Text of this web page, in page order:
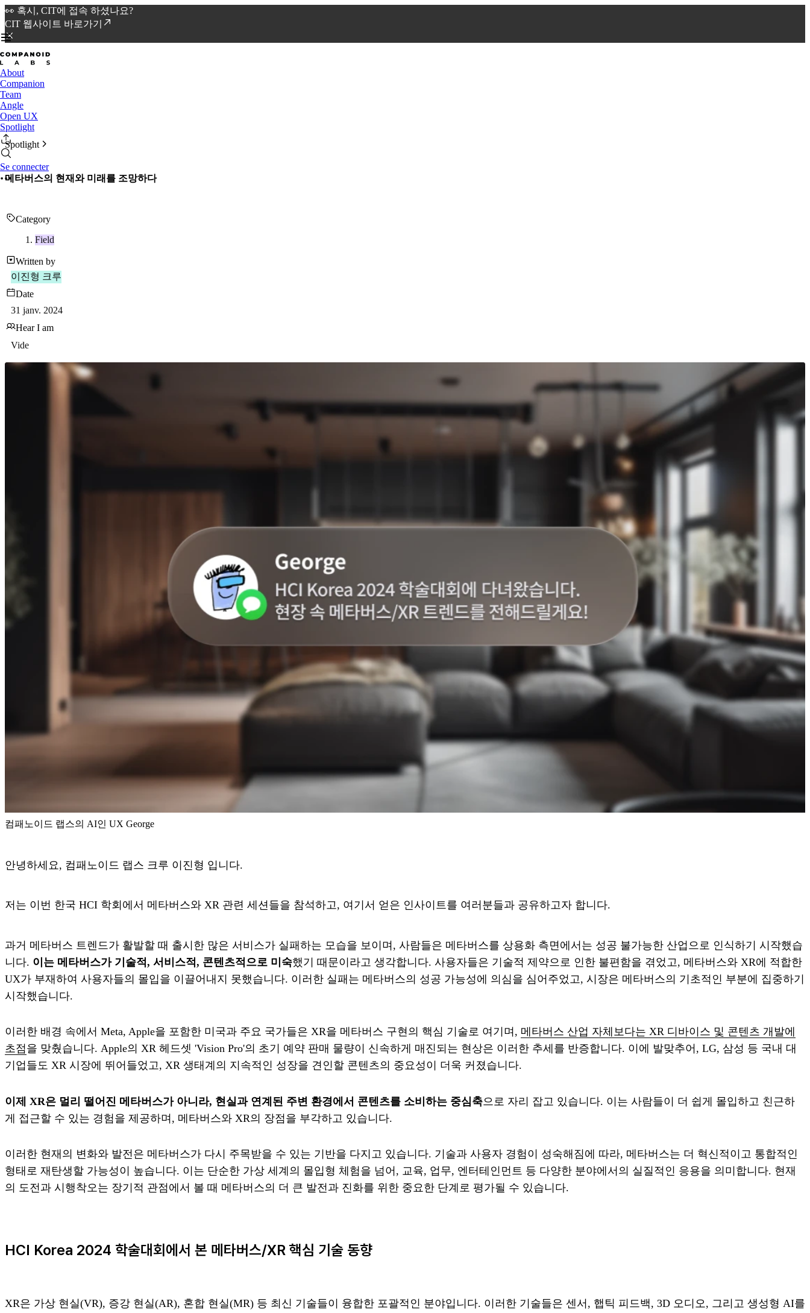
👀 혹시, CIT에 접속 하셨나요?
CIT 웹사이트 바로가기
About
Companion
Team
Angle
Open UX
Spotlight
Se connecter
Spotlight
메타버스의 현재와 미래를 조망하다
Category
Field
Written by
이진형 크루
Date
31 janv. 2024
Hear I am
Vide
컴패노이드 랩스의 AI인 UX George
안녕하세요, 컴패노이드 랩스 크루 이진형 입니다.
저는 이번 한국 HCI 학회에서 메타버스와 XR 관련 세션들을 참석하고, 여기서 얻은 인사이트를 여러분들과 공유하고자 합니다.
과거 메타버스 트렌드가 활발할 때 출시한 많은 서비스가 실패하는 모습을 보이며, 사람들은 메타버스를 상용화 측면에서는 성공 불가능한 산업으로 인식하기 시작했습
니다. 이는 메타버스가 기술적, 서비스적, 콘텐츠적으로 미숙했기 때문이라고 생각합니다. 사용자들은 기술적 제약으로 인한 불편함을 겪었고, 메타버스와 XR에 적합한
UX가 부재하여 사용자들의 몰입을 이끌어내지 못했습니다. 이러한 실패는 메타버스의 성공 가능성에 의심을 심어주었고, 시장은 메타버스의 기초적인 부분에 집중하기
시작했습니다.
이러한 배경 속에서 Meta, Apple을 포함한 미국과 주요 국가들은 XR을 메타버스 구현의 핵심 기술로 여기며, 메타버스 산업 자체보다는 XR 디바이스 및 콘텐츠 개발에
초점을 맞췄습니다. Apple의 XR 헤드셋 'Vision Pro'의 초기 예약 판매 물량이 신속하게 매진되는 현상은 이러한 추세를 반증합니다. 이에 발맞추어, LG, 삼성 등 국내 대
기업들도 XR 시장에 뛰어들었고, XR 생태계의 지속적인 성장을 견인할 콘텐츠의 중요성이 더욱 커졌습니다.
이제 XR은 멀리 떨어진 메타버스가 아니라, 현실과 연계된 주변 환경에서 콘텐츠를 소비하는 중심축으로 자리 잡고 있습니다. 이는 사람들이 더 쉽게 몰입하고 친근하
게 접근할 수 있는 경험을 제공하며, 메타버스와 XR의 장점을 부각하고 있습니다.
이러한 현재의 변화와 발전은 메타버스가 다시 주목받을 수 있는 기반을 다지고 있습니다. 기술과 사용자 경험이 성숙해짐에 따라, 메타버스는 더 혁신적이고 통합적인
형태로 재탄생할 가능성이 높습니다. 이는 단순한 가상 세계의 몰입형 체험을 넘어, 교육, 업무, 엔터테인먼트 등 다양한 분야에서의 실질적인 응용을 의미합니다. 현재
의 도전과 시행착오는 장기적 관점에서 볼 때 메타버스의 더 큰 발전과 진화를 위한 중요한 단계로 평가될 수 있습니다.
HCI Korea 2024 학술대회에서 본 메타버스/XR 핵심 기술 동향
XR은 가상 현실(VR), 증강 현실(AR), 혼합 현실(MR) 등 최신 기술들이 융합한 포괄적인 분야입니다. 이러한 기술들은 센서, 햅틱 피드백, 3D 오디오, 그리고 생성형 AI를